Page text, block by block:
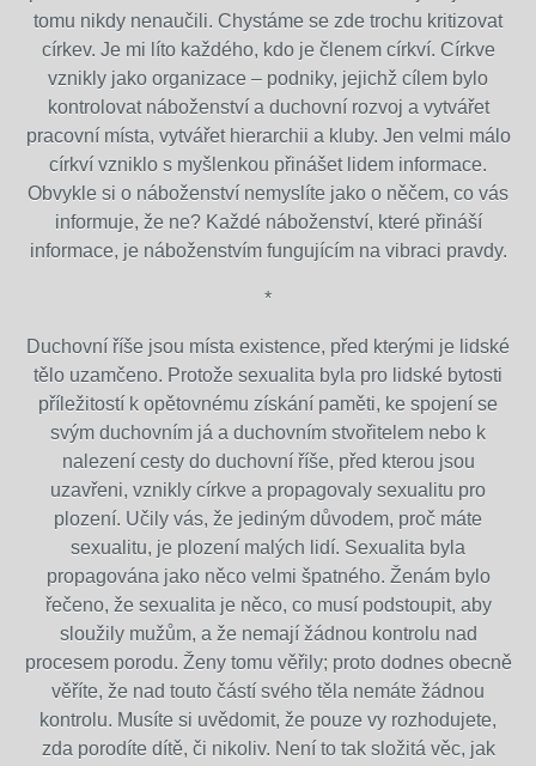
tomu nikdy nenaučili. Chystáme se zde trochu kritizovat
církev. Je mi líto každého, kdo je členem církví. Církve
vznikly jako organizace – podniky, jejichž cílem bylo
kontrolovat náboženství a duchovní rozvoj a vytvářet
pracovní místa, vytvářet hierarchii a kluby. Jen velmi málo
církví vzniklo s myšlenkou přinášet lidem informace.
Obvykle si o náboženství nemyslíte jako o něčem, co vás
informuje, že ne? Každé náboženství, které přináší
informace, je náboženstvím fungujícím na vibraci pravdy.
*
Duchovní říše jsou místa existence, před kterými je lidské
tělo uzamčeno. Protože sexualita byla pro lidské bytosti
příležitostí k opětovnému získání paměti, ke spojení se
svým duchovním já a duchovním stvořitelem nebo k
nalezení cesty do duchovní říše, před kterou jsou
uzavřeni, vznikly církve a propagovaly sexualitu pro
plození. Učily vás, že jediným důvodem, proč máte
sexualitu, je plození malých lidí. Sexualita byla
propagována jako něco velmi špatného. Ženám bylo
řečeno, že sexualita je něco, co musí podstoupit, aby
sloužily mužům, a že nemají žádnou kontrolu nad
procesem porodu. Ženy tomu věřily; proto dodnes obecně
věříte, že nad touto částí svého těla nemáte žádnou
kontrolu. Musíte si uvědomit, že pouze vy rozhodujete,
zda porodíte dítě, či nikoliv. Není to tak složitá věc, jak